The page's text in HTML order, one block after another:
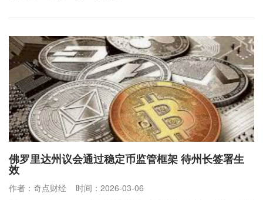
佛罗里达州议会通过稳定币监管框架 待州长签署生
效
作者：奇点财经 时间：2026-03-06